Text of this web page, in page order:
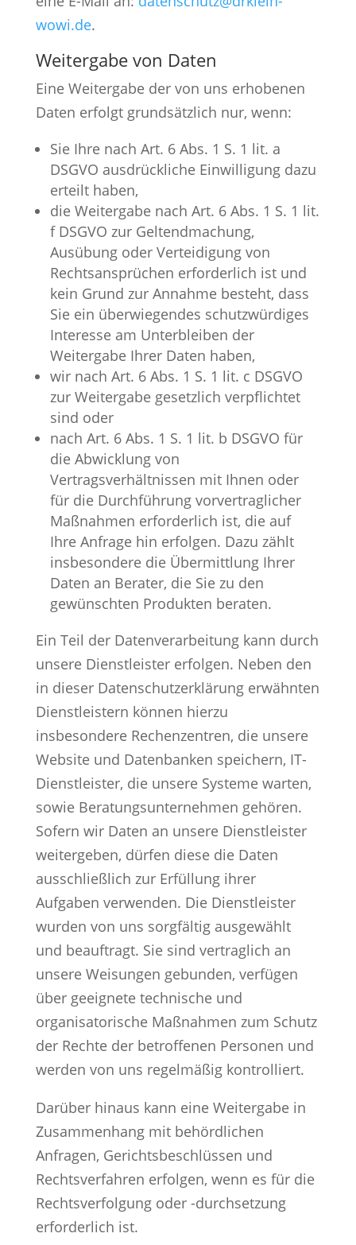
wowi.de.
Weitergabe von Daten
Eine Weitergabe der von uns erhobenen
Daten erfolgt grundsätzlich nur, wenn:
Sie Ihre nach Art. 6 Abs. 1 S. 1 lit. a
DSGVO ausdrückliche Einwilligung dazu
erteilt haben,
die Weitergabe nach Art. 6 Abs. 1 S. 1 lit.
f DSGVO zur Geltendmachung,
Ausübung oder Verteidigung von
Rechtsansprüchen erforderlich ist und
kein Grund zur Annahme besteht, dass
Sie ein überwiegendes schutzwürdiges
Interesse am Unterbleiben der
Weitergabe Ihrer Daten haben,
wir nach Art. 6 Abs. 1 S. 1 lit. c DSGVO
zur Weitergabe gesetzlich verpflichtet
sind oder
nach Art. 6 Abs. 1 S. 1 lit. b DSGVO für
die Abwicklung von
Vertragsverhältnissen mit Ihnen oder
für die Durchführung vorvertraglicher
Maßnahmen erforderlich ist, die auf
Ihre Anfrage hin erfolgen. Dazu zählt
insbesondere die Übermittlung Ihrer
Daten an Berater, die Sie zu den
gewünschten Produkten beraten.
Ein Teil der Datenverarbeitung kann durch
unsere Dienstleister erfolgen. Neben den
in dieser Datenschutzerklärung erwähnten
Dienstleistern können hierzu
insbesondere Rechenzentren, die unsere
Website und Datenbanken speichern, IT-
Dienstleister, die unsere Systeme warten,
sowie Beratungsunternehmen gehören.
Sofern wir Daten an unsere Dienstleister
weitergeben, dürfen diese die Daten
ausschließlich zur Erfüllung ihrer
Aufgaben verwenden. Die Dienstleister
wurden von uns sorgfältig ausgewählt
und beauftragt. Sie sind vertraglich an
unsere Weisungen gebunden, verfügen
über geeignete technische und
organisatorische Maßnahmen zum Schutz
der Rechte der betroffenen Personen und
werden von uns regelmäßig kontrolliert.
Darüber hinaus kann eine Weitergabe in
Zusammenhang mit behördlichen
Anfragen, Gerichtsbeschlüssen und
Rechtsverfahren erfolgen, wenn es für die
Rechtsverfolgung oder -durchsetzung
erforderlich ist.